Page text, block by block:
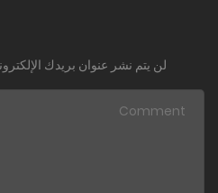
لن يتم نشر عنوان بريدك